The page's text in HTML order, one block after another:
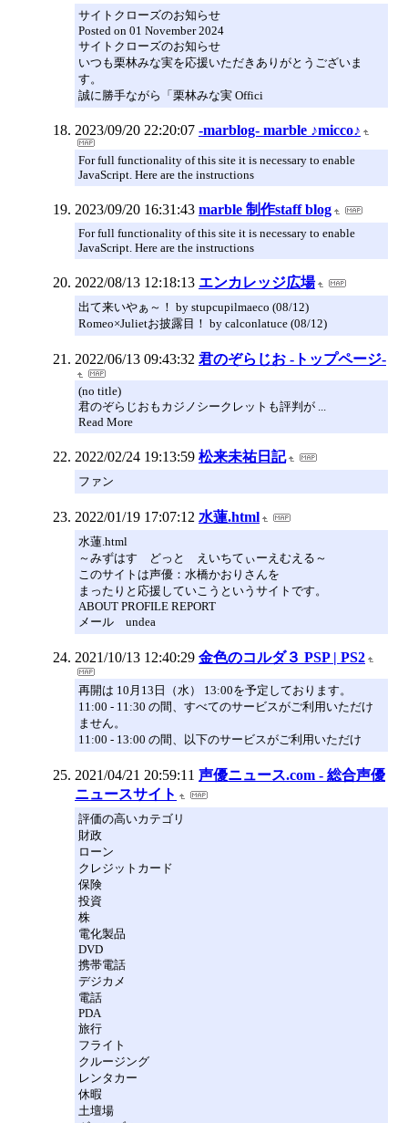
サイトクローズのお知らせ
Posted on 01 November 2024
サイトクローズのお知らせ
いつも栗林みな実を応援いただきありがとうございま
す。
誠に勝手ながら「栗林みな実 Offici
2023/09/20 22:20:07 -marblog- marble ♪micco♪
For full functionality of this site it is necessary to enable
JavaScript. Here are the instructions
2023/09/20 16:31:43 marble 制作staff blog
For full functionality of this site it is necessary to enable
JavaScript. Here are the instructions
2022/08/13 12:18:13 エンカレッジ広場
出て来いやぁ～！ by stupcupilmaeco (08/12)
Romeo×Julietお披露目！ by calconlatuce (08/12)
2022/06/13 09:43:32 君のぞらじお -トップページ-
(no title)
君のぞらじおもカジノシークレットも評判が ...
Read More
2022/02/24 19:13:59 松来未祐日記
ファン
2022/01/19 17:07:12 水蓮.html
水蓮.html
～みずはす どっと えいちてぃーえむえる～
このサイトは声優：水橋かおりさんを
まったりと応援していこうというサイトです。
ABOUT PROFILE REPORT
メール undea
2021/10/13 12:40:29 金色のコルダ３ PSP | PS2
再開は 10月13日（水） 13:00を予定しております。
11:00 - 11:30 の間、すべてのサービスがご利用いただけ
ません。
11:00 - 13:00 の間、以下のサービスがご利用いただけ
2021/04/21 20:59:11 声優ニュース.com - 総合声優
ニュースサイト
評価の高いカテゴリ
財政
ローン
クレジットカード
保険
投資
株
電化製品
DVD
携帯電話
デジカメ
電話
PDA
旅行
フライト
クルージング
レンタカー
休暇
土壇場